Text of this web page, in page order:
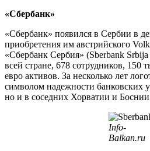
«Сбербанк»
«Сбербанк» появился в Сербии в
приобретения им австрийского
«Сбербанк Сербия» (Sberbank
всей стране, 678 сотрудников, 150
евро активов. За несколько лет
символом надежности банковских
но и в соседних Хорватии и
Info-
Balkan.ru